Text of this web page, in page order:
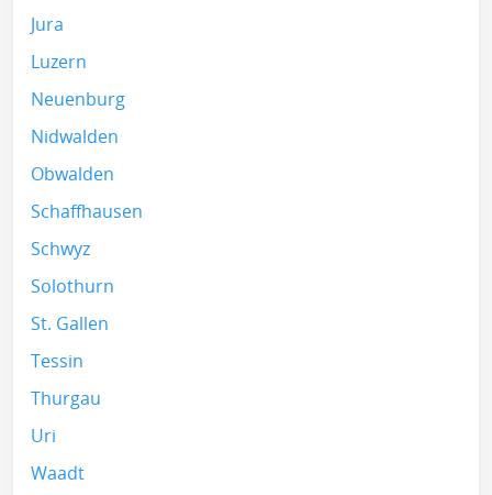
Jura
Luzern
Neuenburg
Nidwalden
Obwalden
Schaffhausen
Schwyz
Solothurn
St. Gallen
Tessin
Thurgau
Uri
Waadt